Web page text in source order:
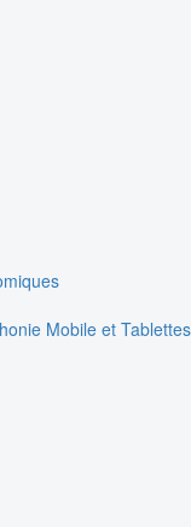
Mobile et Tablettes